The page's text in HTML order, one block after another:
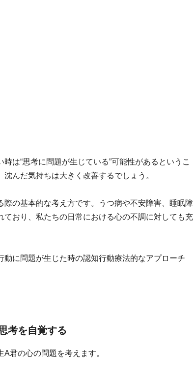
は“思考に問題が生じている”可能性があるというこ
んだ気持ちは大きく改善するでしょう。
の基本的な考え方です。うつ病や不安障害、睡眠障
おり、私たちの日常における心の不調に対しても充
に問題が生じた時の認知行動療法的なアプローチ
考を自覚する
君の心の問題を考えます。